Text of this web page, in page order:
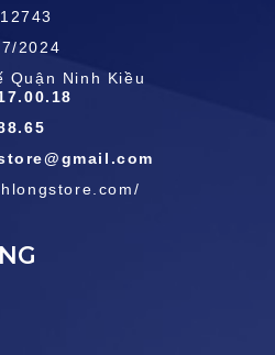
2024
Quận Ninh Kiều